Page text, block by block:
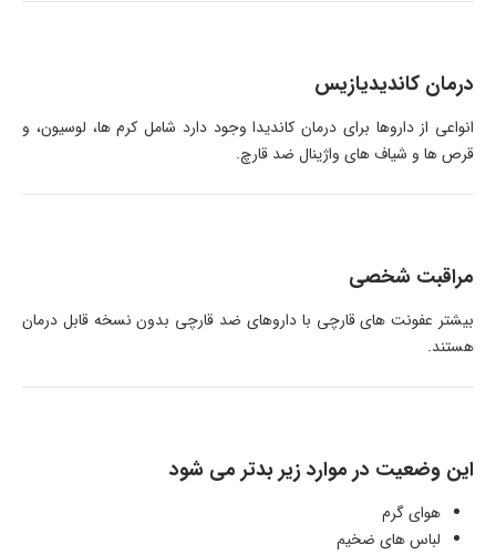
درمان کاندیدیازیس
انواعی از داروها برای درمان کاندیدا وجود دارد شامل کرم ها، لوسیون، و
قرص ها و شیاف های واژینال ضد قارچ.
مراقبت شخصی
بیشتر عفونت های قارچی با داروهای ضد قارچی بدون نسخه قابل درمان
هستند.
این وضعیت در موارد زیر بدتر می شود
هوای گرم
لباس های ضخیم